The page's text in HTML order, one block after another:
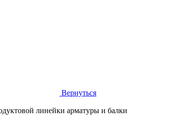
Вернуться
линейки арматуры и балки